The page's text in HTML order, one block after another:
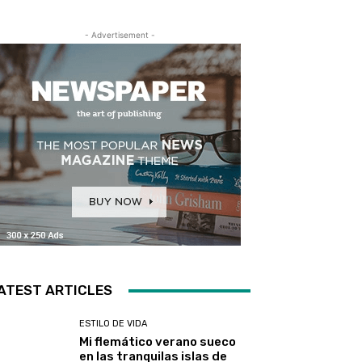
- Advertisement -
ARTICLES
ESTILO DE VIDA
Mi flemático verano sueco
en las tranquilas islas de